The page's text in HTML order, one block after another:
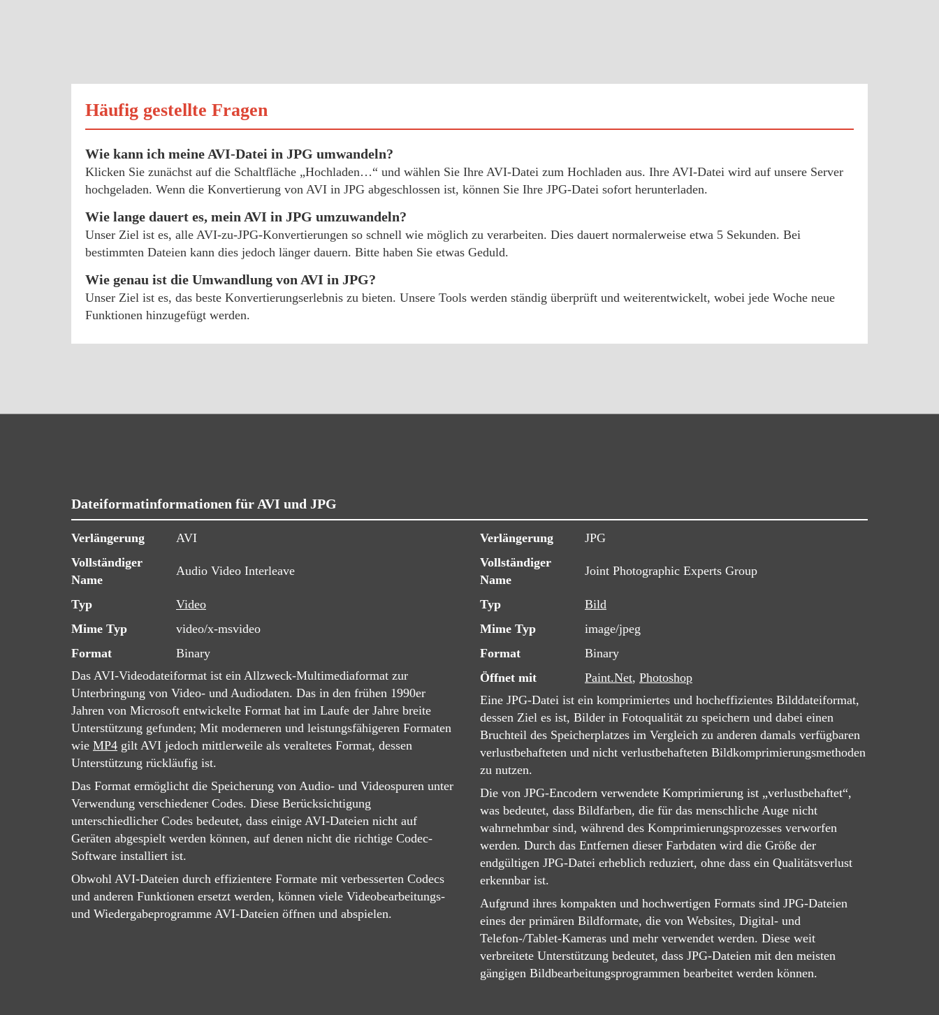
Häufig gestellte Fragen
Wie kann ich meine AVI-Datei in JPG umwandeln?
Klicken Sie zunächst auf die Schaltfläche „Hochladen…“ und wählen Sie Ihre AVI-Datei zum Hochladen aus. Ihre AVI-Datei wird auf unsere Server
hochgeladen. Wenn die Konvertierung von AVI in JPG abgeschlossen ist, können Sie Ihre JPG-Datei sofort herunterladen.
Wie lange dauert es, mein AVI in JPG umzuwandeln?
Unser Ziel ist es, alle AVI-zu-JPG-Konvertierungen so schnell wie möglich zu verarbeiten. Dies dauert normalerweise etwa 5 Sekunden. Bei
bestimmten Dateien kann dies jedoch länger dauern. Bitte haben Sie etwas Geduld.
Wie genau ist die Umwandlung von AVI in JPG?
Unser Ziel ist es, das beste Konvertierungserlebnis zu bieten. Unsere Tools werden ständig überprüft und weiterentwickelt, wobei jede Woche neue
Funktionen hinzugefügt werden.
Dateiformatinformationen für AVI und JPG
Verlängerung
AVI
Vollständiger
Name
Audio Video Interleave
Typ
Video
Mime Typ
video/x-msvideo
Format
Binary
Das AVI-Videodateiformat ist ein Allzweck-Multimediaformat zur
Unterbringung von Video- und Audiodaten. Das in den frühen 1990er
Jahren von Microsoft entwickelte Format hat im Laufe der Jahre breite
Unterstützung gefunden; Mit moderneren und leistungsfähigeren Formaten
wie MP4 gilt AVI jedoch mittlerweile als veraltetes Format, dessen
Unterstützung rückläufig ist.
Das Format ermöglicht die Speicherung von Audio- und Videospuren unter
Verwendung verschiedener Codes. Diese Berücksichtigung
unterschiedlicher Codes bedeutet, dass einige AVI-Dateien nicht auf
Geräten abgespielt werden können, auf denen nicht die richtige Codec-
Software installiert ist.
Obwohl AVI-Dateien durch effizientere Formate mit verbesserten Codecs
und anderen Funktionen ersetzt werden, können viele Videobearbeitungs-
und Wiedergabeprogramme AVI-Dateien öffnen und abspielen.
Verlängerung
JPG
Vollständiger
Name
Joint Photographic Experts Group
Typ
Bild
Mime Typ
image/jpeg
Format
Binary
Öffnet mit
Paint.Net, Photoshop
Eine JPG-Datei ist ein komprimiertes und hocheffizientes Bilddateiformat,
dessen Ziel es ist, Bilder in Fotoqualität zu speichern und dabei einen
Bruchteil des Speicherplatzes im Vergleich zu anderen damals verfügbaren
verlustbehafteten und nicht verlustbehafteten Bildkomprimierungsmethoden
zu nutzen.
Die von JPG-Encodern verwendete Komprimierung ist „verlustbehaftet“,
was bedeutet, dass Bildfarben, die für das menschliche Auge nicht
wahrnehmbar sind, während des Komprimierungsprozesses verworfen
werden. Durch das Entfernen dieser Farbdaten wird die Größe der
endgültigen JPG-Datei erheblich reduziert, ohne dass ein Qualitätsverlust
erkennbar ist.
Aufgrund ihres kompakten und hochwertigen Formats sind JPG-Dateien
eines der primären Bildformate, die von Websites, Digital- und
Telefon-/Tablet-Kameras und mehr verwendet werden. Diese weit
verbreitete Unterstützung bedeutet, dass JPG-Dateien mit den meisten
gängigen Bildbearbeitungsprogrammen bearbeitet werden können.